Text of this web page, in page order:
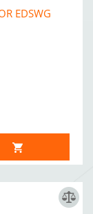
EDSWG